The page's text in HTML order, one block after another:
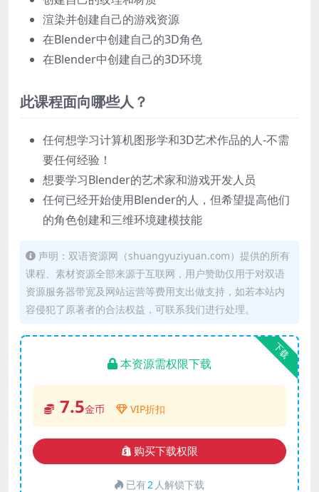
渲染并创建自己的游戏资源
在Blender中创建自己的3D角色
在Blender中创建自己的3D环境
此课程面向哪些人？
任何想学习计算机图形学和3D艺术作品的人-不需
要任何经验！
想要学习Blender的艺术家和游戏开发人员
任何已经开始使用Blender的人，但希望提高他们
的角色创建和三维环境建模技能
声明：双语资源网（shuangyuziyuan.com）提供的所有
课程、素材资源全部来源于互联网，用户赞助仅用于对双语
资源服务器带宽及网站运营等费用支出做支持，如若本站内
容侵犯了原著者的合法权益，可联系我们进行处理。
下载
本资源需权限下载
7.5金币 VIP折扣
购买下载权限
已有2 人解锁下载